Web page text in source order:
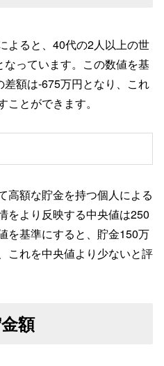
よると、40代の2人以上の世
っています。この数値を基
額は-675万円となり、これ
とができます。
高額な貯金を持つ個人による
をより反映する中央値は250
を基準にすると、貯金150万
これを中央値より少ないと評
額